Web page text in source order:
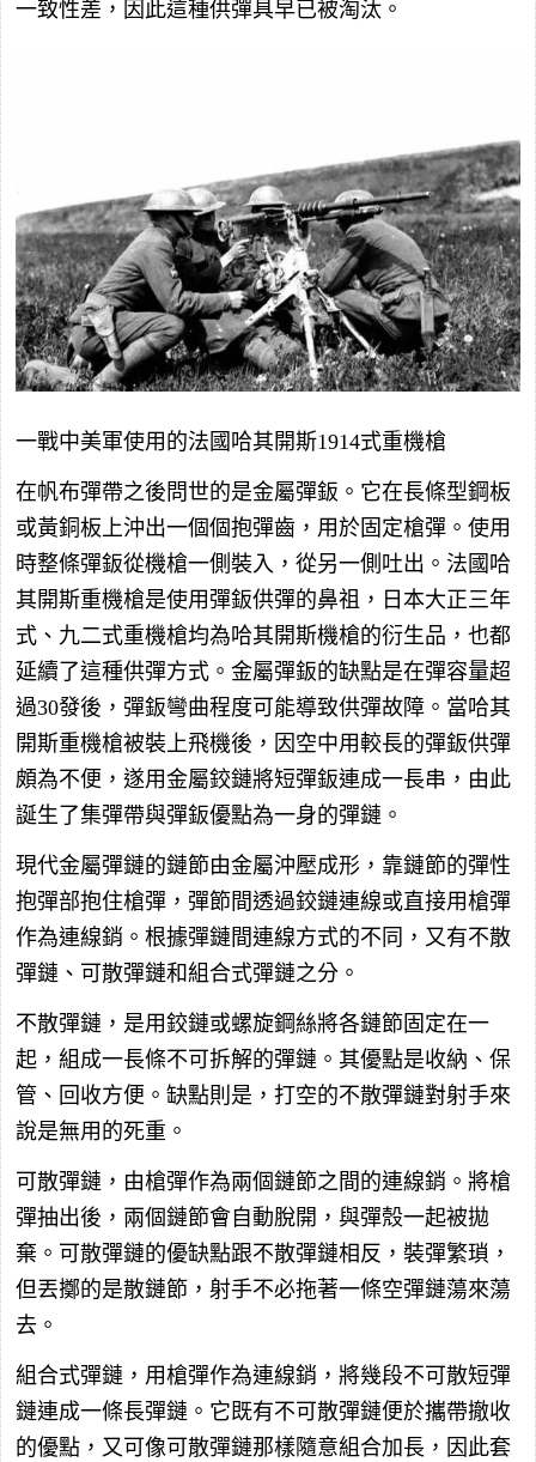
一致性差，因此這種供彈具早已被淘汰。
一戰中美軍使用的法國哈其開斯1914式重機槍
在帆布彈帶之後問世的是金屬彈鈑。它在長條型鋼板
或黃銅板上沖出一個個抱彈齒，用於固定槍彈。使用
時整條彈鈑從機槍一側裝入，從另一側吐出。法國哈
其開斯重機槍是使用彈鈑供彈的鼻祖，日本大正三年
式、九二式重機槍均為哈其開斯機槍的衍生品，也都
延續了這種供彈方式。金屬彈鈑的缺點是在彈容量超
過30發後，彈鈑彎曲程度可能導致供彈故障。當哈其
開斯重機槍被裝上飛機後，因空中用較長的彈鈑供彈
頗為不便，遂用金屬鉸鏈將短彈鈑連成一長串，由此
誕生了集彈帶與彈鈑優點為一身的彈鏈。
現代金屬彈鏈的鏈節由金屬沖壓成形，靠鏈節的彈性
抱彈部抱住槍彈，彈節間透過鉸鏈連線或直接用槍彈
作為連線銷。根據彈鏈間連線方式的不同，又有不散
彈鏈、可散彈鏈和組合式彈鏈之分。
不散彈鏈，是用鉸鏈或螺旋鋼絲將各鏈節固定在一
起，組成一長條不可拆解的彈鏈。其優點是收納、保
管、回收方便。缺點則是，打空的不散彈鏈對射手來
說是無用的死重。
可散彈鏈，由槍彈作為兩個鏈節之間的連線銷。將槍
彈抽出後，兩個鏈節會自動脫開，與彈殼一起被拋
棄。可散彈鏈的優缺點跟不散彈鏈相反，裝彈繁瑣，
但丟擲的是散鏈節，射手不必拖著一條空彈鏈蕩來蕩
去。
組合式彈鏈，用槍彈作為連線銷，將幾段不可散短彈
鏈連成一條長彈鏈。它既有不可散彈鏈便於攜帶撤收
的優點，又可像可散彈鏈那樣隨意組合加長，因此套